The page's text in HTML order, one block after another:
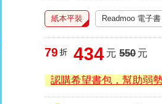
紙本平裝 Readmoo 電子書
79 折 434 元 550元
認購希望書包，幫助弱